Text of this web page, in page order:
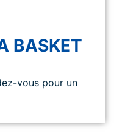
BASKET
vous pour un